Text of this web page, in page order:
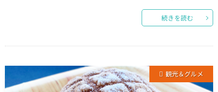
続きを読む
観光＆グルメ